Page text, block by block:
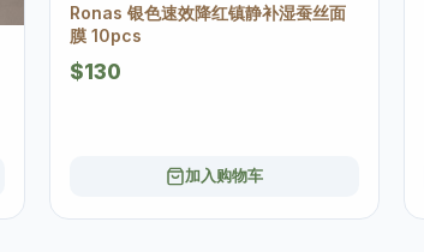
Ronas 银色速效降红镇静补湿蚕丝面
膜 10pcs
$130
加入购物车